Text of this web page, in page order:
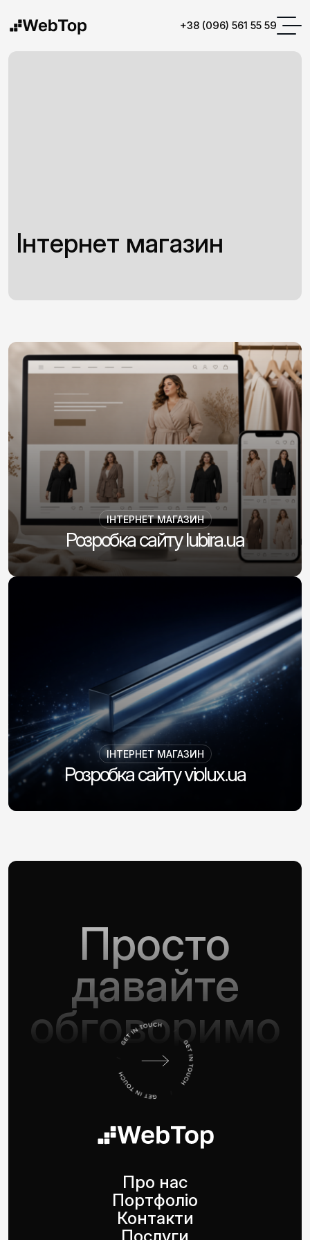
+38 (096) 561 55 59
Інтернет магазин
ІНТЕРНЕТ МАГАЗИН
Розробка сайту lubira.ua
ІНТЕРНЕТ МАГАЗИН
Розробка сайту violux.ua
Просто
давайте
обговоримо
Про нас
Портфоліо
Контакти